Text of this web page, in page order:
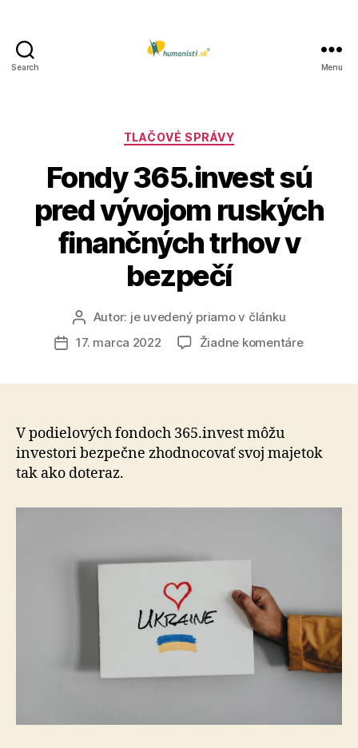
Search Menu
Kategórie
TLAČOVÉ SPRÁVY
Fondy 365.invest sú
pred vývojom ruských
finančných trhov v
bezpečí
Autor
článku
Autor: je uvedený priamo v článku
Dátum
17. marca 2022 Žiadne komentárena
ruských
V podielových fondoch 365.invest môžu
investori bezpečne zhodnocovať svoj majetok
tak ako doteraz.